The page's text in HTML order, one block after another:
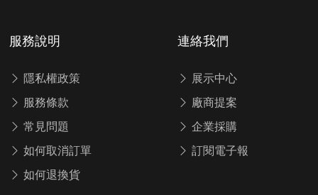
服務說明
隱私權政策
服務條款
常見問題
如何取消訂單
如何退換貨
連絡我們
展示中心
廠商提案
企業採購
訂閱電子報